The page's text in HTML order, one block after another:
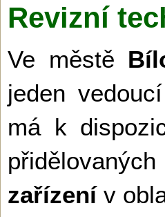
Revizní
Ve městě
jeden vedoucí
má k
zařízenív